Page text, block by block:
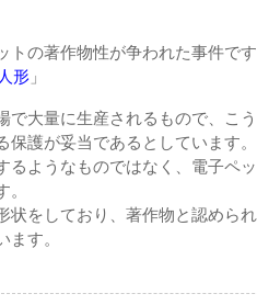
の著作物性が争われた事件です
形 」
で大量に生産されるもので、こ
護が妥当であるとしています。
るようなものではなく、電子ペ
をしており、著作物と認められ
す。